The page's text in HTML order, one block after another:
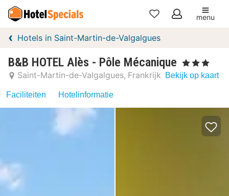
Mijn
favorieten
menu
Hotels in Saint-Martin-de-Valgalgues
B&B HOTEL Alès - Pôle Mécanique , 3 Sterren
Saint-Martin-de-Valgalgues Frankrijk Bekijk op kaart
Faciliteiten Hotelinformatie